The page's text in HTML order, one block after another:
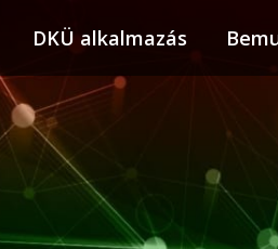
DKÜ alkalmazás
DKÜ alkalmazás